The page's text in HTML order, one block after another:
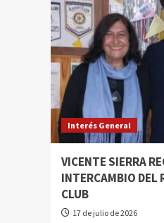
Interés General
VICENTE SIERRA
INTERCAMBIO DEL
CLUB
17 de julio de 2026